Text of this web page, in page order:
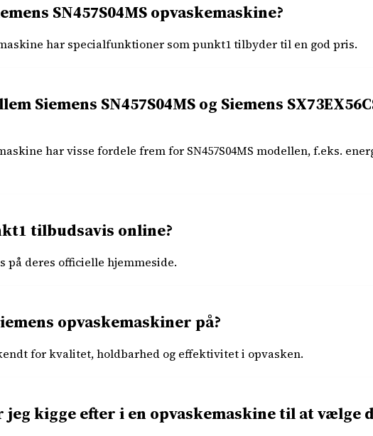
SN457S04MS opvaskemaskine?
har specialfunktioner som punkt1 tilbyder til en god pris.
Siemens SN457S04MS og Siemens
har visse fordele frem for SN457S04MS modellen, f.eks.
tilbudsavis online?
på deres officielle hjemmeside.
opvaskemaskiner på?
for kvalitet, holdbarhed og effektivitet i opvasken.
kigge efter i en opvaskemaskine til at vælge